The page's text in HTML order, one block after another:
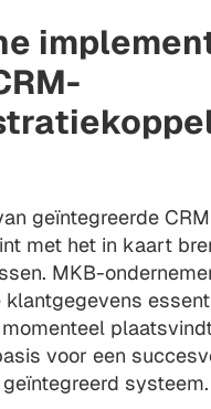
geïntegreerde
met het in kaart
MKB-
voor een
systeem.